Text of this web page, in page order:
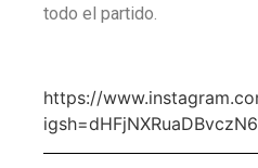
todo el partido.
https://
igsh=dHFjNXRuaDBvczN6